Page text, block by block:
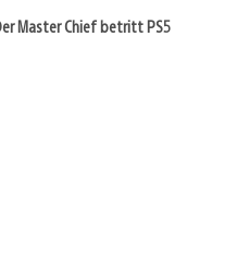
Master Chief betritt PS5